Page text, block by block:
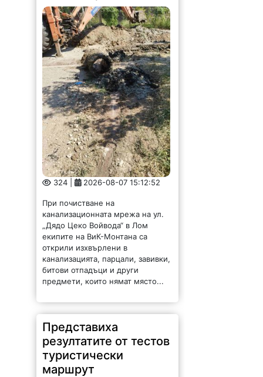
324 | 2026-08-07 15:12:52
При почистване на
канализационната мрежа на ул.
„Дядо Цеко Войвода“ в Лом
екипите на ВиК-Монтана са
открили изхвърлени в
канализацията, парцали, завивки,
битови отпадъци и други
предмети, които нямат място...
Представиха
резултатите от тестов
туристически
маршрут